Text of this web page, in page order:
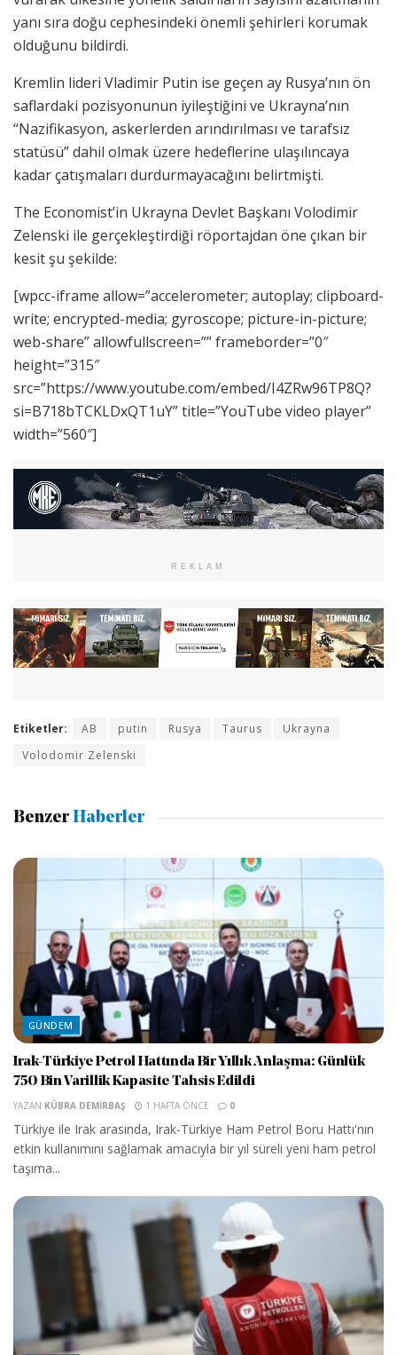
yanı sıra doğu cephesindeki önemli şehirleri korumak
olduğunu bildirdi.
Kremlin lideri Vladimir Putin ise geçen ay Rusya’nın ön
saflardaki pozisyonunun iyileştiğini ve Ukrayna’nın
“Nazifikasyon, askerlerden arındırılması ve tarafsız
statüsü” dahil olmak üzere hedeflerine ulaşılıncaya
kadar çatışmaları durdurmayacağını belirtmişti.
The Economist’in Ukrayna Devlet Başkanı Volodimir
Zelenski ile gerçekleştirdiği röportajdan öne çıkan bir
kesit şu şekilde:
[wpcc-iframe allow=”accelerometer; autoplay; clipboard-
write; encrypted-media; gyroscope; picture-in-picture;
web-share” allowfullscreen=”” frameborder=”0″
height=”315″
src=”https://www.youtube.com/embed/I4ZRw96TP8Q?
si=B718bTCKLDxQT1uY” title=”YouTube video player”
width=”560″]
REKLAM
Etiketler: AB putin Rusya Taurus
Ukrayna
Volodomir Zelenski
Benzer Haberler
GÜNDEM
Irak-Türkiye Petrol Hattında Bir Yıllık Anlaşma: Günlük
750 Bin Varillik Kapasite Tahsis Edildi
YAZAN KÜBRA DEMIRBAŞ 1 HAFTA ÖNCE 0
Türkiye ile Irak arasında, Irak-Türkiye Ham Petrol Boru Hattı'nın
etkin kullanımını sağlamak amacıyla bir yıl süreli yeni ham petrol
taşıma...